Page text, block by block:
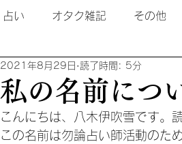
占い オタク雑記 その他
私の名前につ
2021年8月29日 読了時間: 5分
こんにちは、八木伊吹雪です。
この名前は勿論占い師活動のた